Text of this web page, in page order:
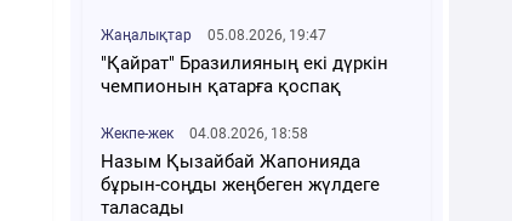
Жаңалықтар 05.08.2026, 19:47
"Қайрат" Бразилияның екі дүркін
чемпионын қатарға қоспақ
Жекпе-жек 04.08.2026, 18:58
Назым Қызайбай Жапонияда
бұрын-соңды жеңбеген жүлдеге
таласады